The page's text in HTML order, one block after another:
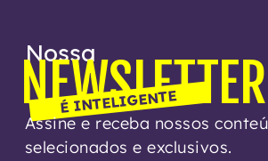
Nossa
NEWSLETTER
É INTELIGENTE
Assine e receba nossos
selecionados e exclusivos.